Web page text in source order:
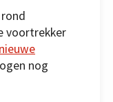
voortrekker
nog